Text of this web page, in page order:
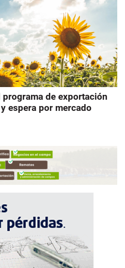
de exportación
espera por mercado